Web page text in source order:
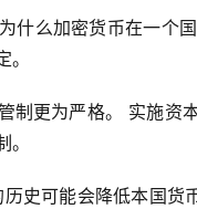
什么加密货币在一个
制更为严格。 实施资
史可能会降低本国